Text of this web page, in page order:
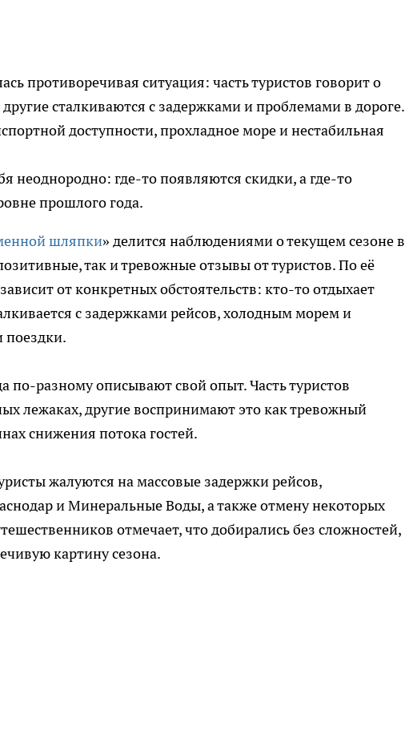
противоречивая ситуация: часть туристов говорит о
сталкиваются с задержками и проблемами в дороге.
доступности, прохладное море и нестабильная
неоднородно: где-то появляются скидки, а где-то
прошлого года.
шляпки» делится наблюдениями о текущем сезоне в
так и тревожные отзывы от туристов. По её
от конкретных обстоятельств: кто-то отдыхает
с задержками рейсов, холодным морем и
поездки.
разному описывают свой опыт. Часть туристов
лежаках, другие воспринимают это как тревожный
снижения потока гостей.
жалуются на массовые задержки рейсов,
и Минеральные Воды, а также отмену некоторых
отмечает, что добирались без сложностей,
картину сезона.